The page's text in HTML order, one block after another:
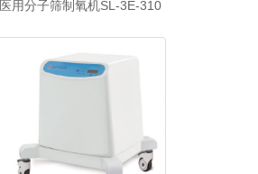
医用分子筛制氧机SL-3E-310